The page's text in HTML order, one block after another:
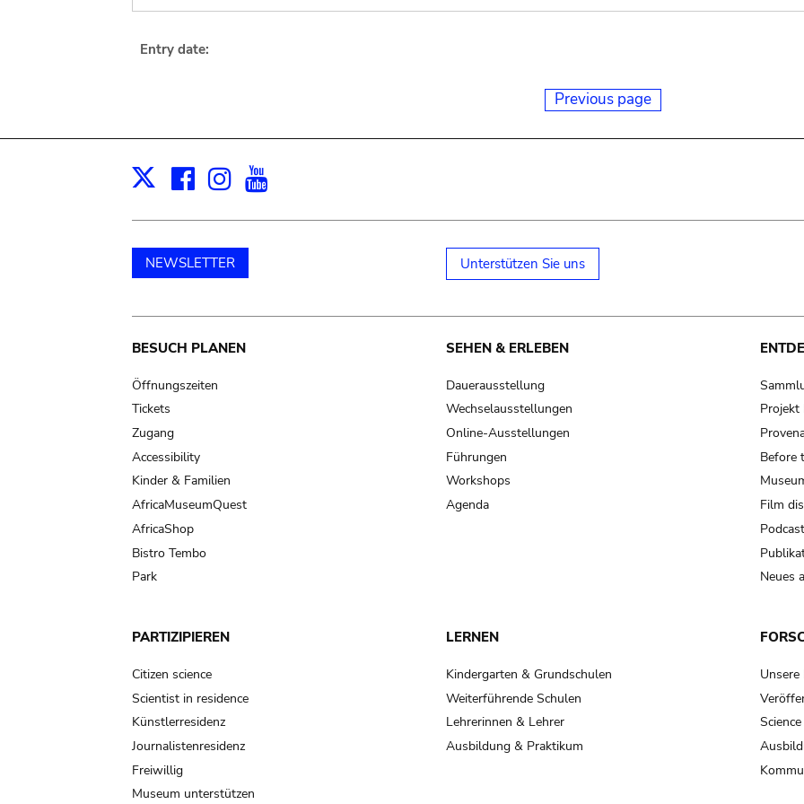
Entry date:
Previous page
X Facebook
Instagram
NEWSLETTER Unterstützen Sie uns
Main
navigation
BESUCH PLANEN
Öffnungszeiten
Tickets
Zugang
Accessibility
Kinder & Familien
AfricaMuseumQuest
AfricaShop
Bistro Tembo
Park
SEHEN & ERLEBEN
Dauerausstellung
Wechselausstellungen
Online-Ausstellungen
Führungen
Workshops
Agenda
Projekt
Before
Film
Neues
PARTIZIPIEREN
Citizen science
Scientist in residence
Künstlerresidenz
Journalistenresidenz
Freiwillig
Museum unterstützen
LERNEN
Kindergarten & Grundschulen
Weiterführende Schulen
Lehrerinnen & Lehrer
Ausbildung & Praktikum